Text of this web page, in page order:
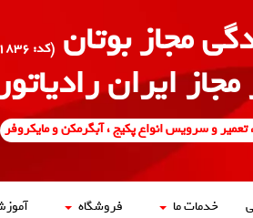
مجاز بوتان (کد: ۵۰۰۱۸۳۶)
ایران
و سرویس انواع پکیج ، آبگرمکن و مایکروفر
خدمات ما فروشگاه